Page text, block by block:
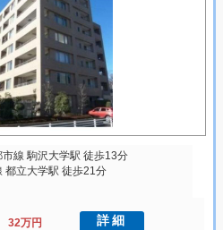
市線 駒沢大学駅 徒歩13分
都立大学駅 徒歩21分
32万円 詳細